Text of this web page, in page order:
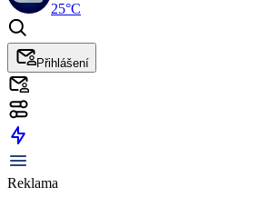
25°C
Přihlášení
Reklama